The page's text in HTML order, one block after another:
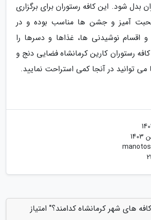
بدل شود. این کافه رستوران برای برگزاری
آمیز و جشن ها مناسب بوده و در
و اقسام نوشیدنی ها، غذاها و دسرها را
رستوران کارین کرمانشاه فضایی دنج و
می توانید در آنجا کمی استراحت نمایید.
های شهر کرمانشاه کدامند؟" امتیاز